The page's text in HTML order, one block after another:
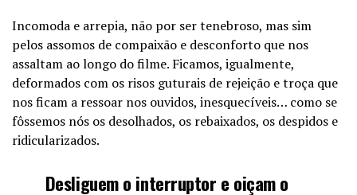
Incomoda e arrepia, não por ser tenebroso, mas sim
pelos assomos de compaixão e desconforto que nos
assaltam ao longo do filme. Ficamos, igualmente,
deformados com os risos guturais de rejeição e troça que
nos ficam a ressoar nos ouvidos, inesquecíveis… como se
fôssemos nós os desolhados, os rebaixados, os despidos e
ridicularizados.
Desliguem o interruptor e oiçam o